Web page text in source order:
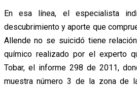
En esa línea, el especialista
descubrimiento y aporte que
Allende no se suicidó tiene
químico realizado por el experto
Tobar, el informe 298 de 2011,
muestra número 3 de la zona de